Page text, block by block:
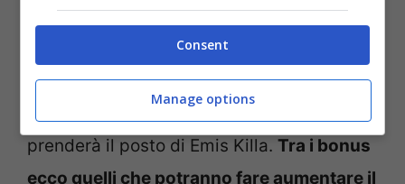
sostituzione. Chi ancora non ha creato la
sua squadra, invece, non lo ritroverà fra le
scelte. I concorrenti saranno 29, hanno
fatto sapere i vertici Rai, quindi, nessuno
prenderà il posto di Emis Killa. Tra i bonus
ecco quelli che potranno fare aumentare il
Consent
Manage options